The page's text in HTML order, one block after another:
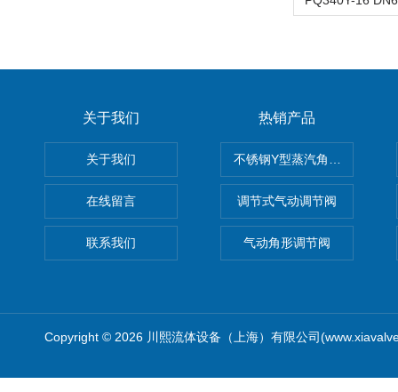
关于我们
关于我们
在线留言
联系我们
热销产品
不锈钢Y型蒸汽角座阀
调节式气动调节阀
气动角形调节阀
Copyright © 2026 川熙流体设备（上海）有限公司